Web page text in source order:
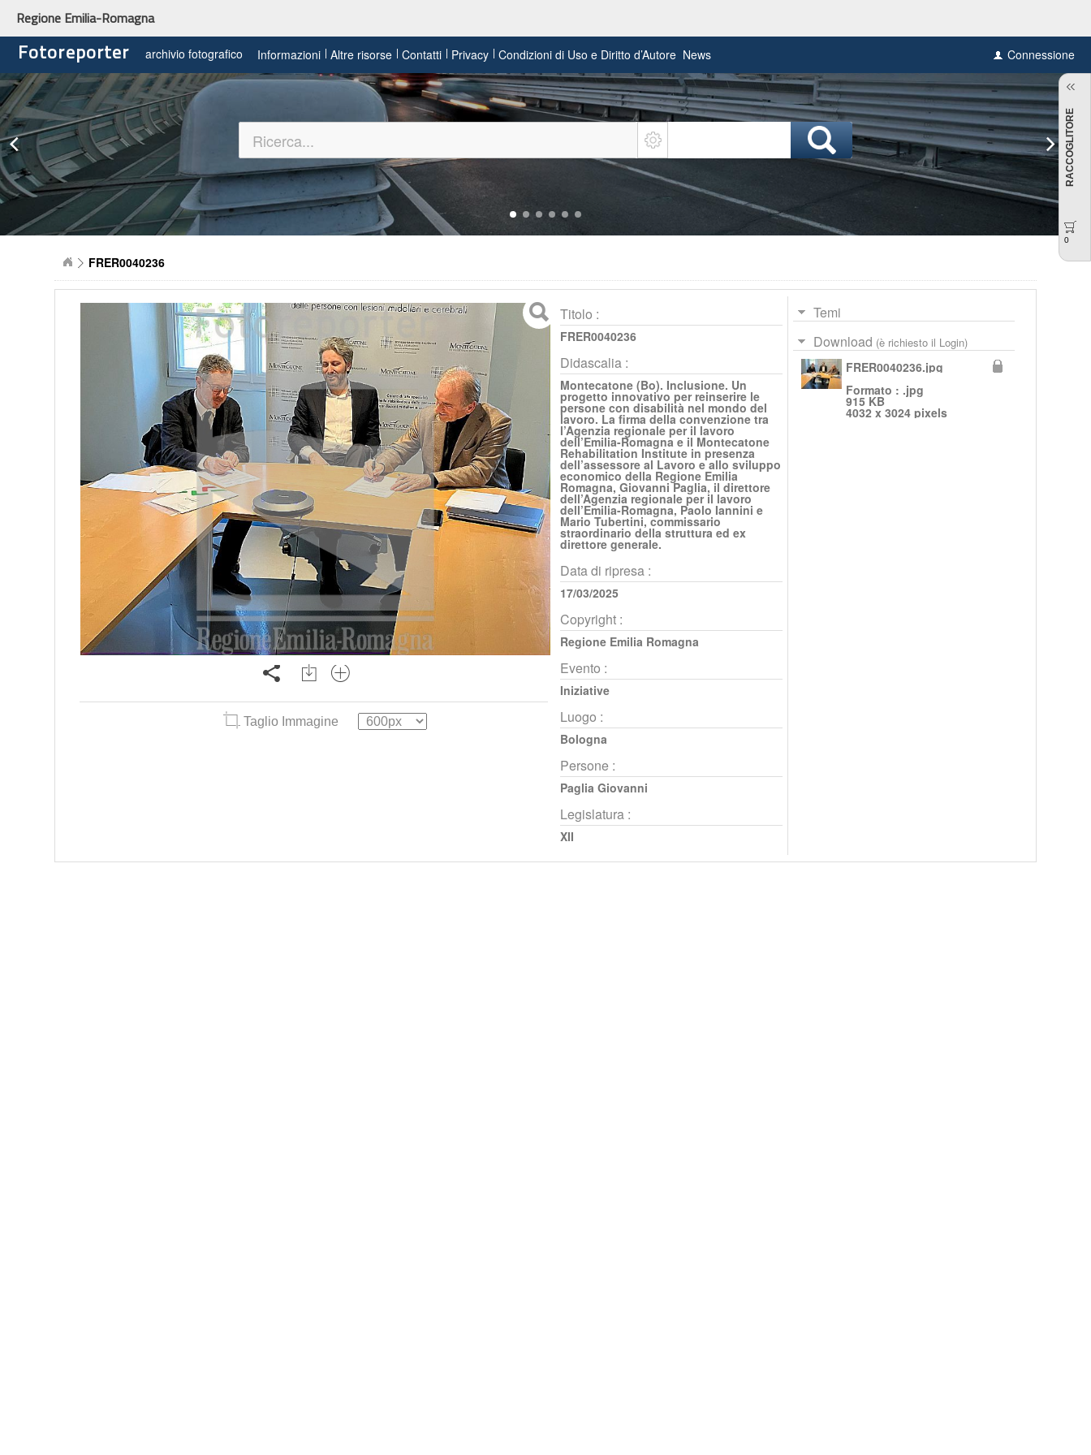
Regione Emilia-Romagna
Fotoreporter archivio fotografico Informazioni Altre risorse Contatti Privacy Condizioni di Uso e Diritto d’Autore News Connessione
FRER0040236
Taglio Immagine
Titolo :
FRER0040236
Didascalia :
Montecatone (Bo). Inclusione. Un
progetto innovativo per reinserire le
persone con disabilità nel mondo del
lavoro. La firma della convenzione tra
l’Agenzia regionale per il lavoro
dell’Emilia-Romagna e il Montecatone
Rehabilitation Institute in presenza
dell’assessore al Lavoro e allo sviluppo
economico della Regione Emilia
Romagna, Giovanni Paglia, il direttore
dell’Agenzia regionale per il lavoro
dell’Emilia-Romagna, Paolo Iannini e
Mario Tubertini, commissario
straordinario della struttura ed ex
direttore generale.
Data di ripresa :
17/03/2025
Copyright :
Regione Emilia Romagna
Evento :
Iniziative
Luogo :
Bologna
Persone :
Paglia Giovanni
Legislatura :
XII
Temi
Download (è richiesto il Login)
FRER0040236.jpg
Formato : .jpg
915 KB
4032 x 3024 pixels
RACCOGLITORE
0